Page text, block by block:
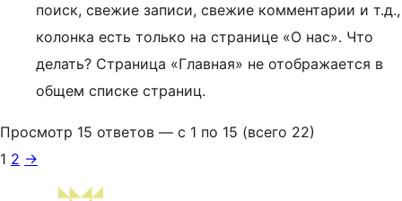
поиск, свежие записи, свежие комментарии и т.д.,
колонка есть только на странице «О нас». Что
делать? Страница «Главная» не отображается в
общем списке страниц.
Просмотр 15 ответов — с 1 по 15 (всего 22)
1 2 →